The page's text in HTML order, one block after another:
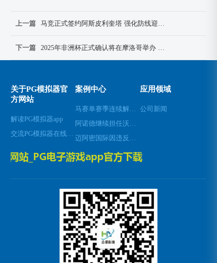
上一篇
下一篇
关于PG模拟器官
方网站
解读PG模拟器app
案例中心 应用领域
公司新闻